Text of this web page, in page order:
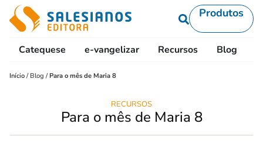
Produtos
Catequese e-vangelizar Recursos Blog
Início / Blog /Para o mês de Maria 8
RECURSOS
Para o mês de Maria 8